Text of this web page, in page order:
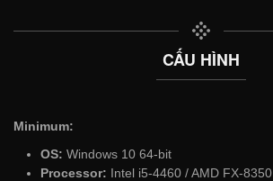
CẤU HÌNH
Minimum:
OS: Windows 10 64-bit
Processor: Intel i5-4460 / AMD FX-8350